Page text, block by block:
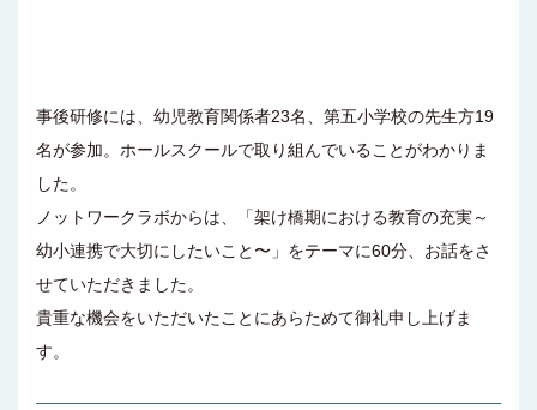
事後研修には、幼児教育関係者23名、第五小学校の先生方19
名が参加。ホールスクールで取り組んでいることがわかりま
した。
ノットワークラボからは、「架け橋期における教育の充実～
幼小連携で大切にしたいこと〜」をテーマに60分、お話をさ
せていただきました。
貴重な機会をいただいたことにあらためて御礼申し上げま
す。